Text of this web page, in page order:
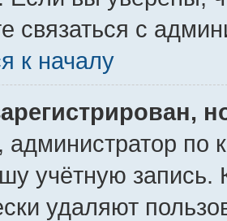
связаться с
к началу
по
учётную запись.
удаляют